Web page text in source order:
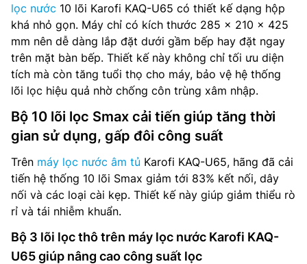
lọc nước 10 lõi Karofi KAQ-U65 có thiết kế dạng hộp
khá nhỏ gọn. Máy chỉ có kích thước 285 x 210 x 425
mm nên dễ dàng lắp đặt dưới gầm bếp hay đặt ngay
trên mặt bàn bếp. Thiết kế này không chỉ tối ưu diện
tích mà còn tăng tuổi thọ cho máy, bảo vệ hệ thống
lõi lọc hiệu quả nhờ chống côn trùng xâm nhập.
Bộ 10 lõi lọc Smax cải tiến giúp tăng thời
gian sử dụng, gấp đôi công suất
Trên máy lọc nước âm tủ Karofi KAQ-U65, hãng đã cải
tiến hệ thống 10 lõi Smax giảm tới 83% kết nối, dây
nối và các loại cài kẹp. Thiết kế này giúp giảm thiểu rò
rỉ và tái nhiễm khuẩn.
Bộ 3 lõi lọc thô trên máy lọc nước Karofi KAQ-
U65 giúp nâng cao công suất lọc